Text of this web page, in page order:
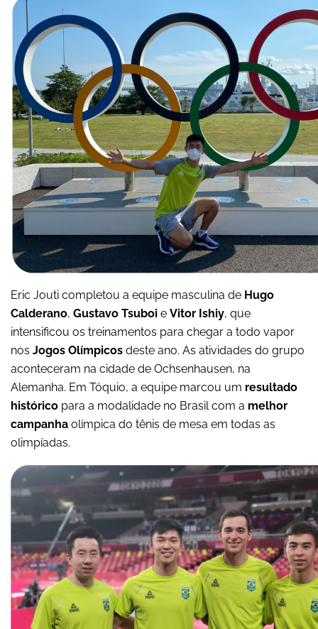
Eric Jouti completou a equipe masculina de Hugo
Calderano, Gustavo Tsuboi e Vitor Ishiy, que
intensificou os treinamentos para chegar a todo vapor
nos Jogos Olímpicos deste ano. As atividades do grupo
aconteceram na cidade de Ochsenhausen, na
Alemanha. Em Tóquio, a equipe marcou um resultado
histórico para a modalidade no Brasil com a melhor
campanha olímpica do tênis de mesa em todas as
olimpíadas.